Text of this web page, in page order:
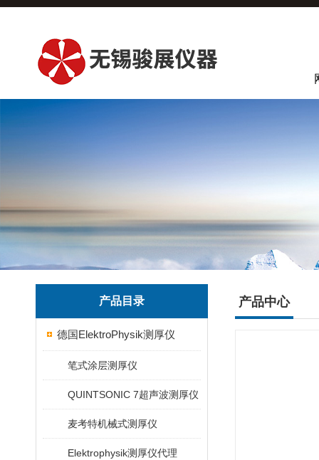
产品目录
德国ElektroPhysik测厚仪
笔式涂层测厚仪
QUINTSONIC 7超声波测厚仪
麦考特机械式测厚仪
Elektrophysik测厚仪代理
产品中心